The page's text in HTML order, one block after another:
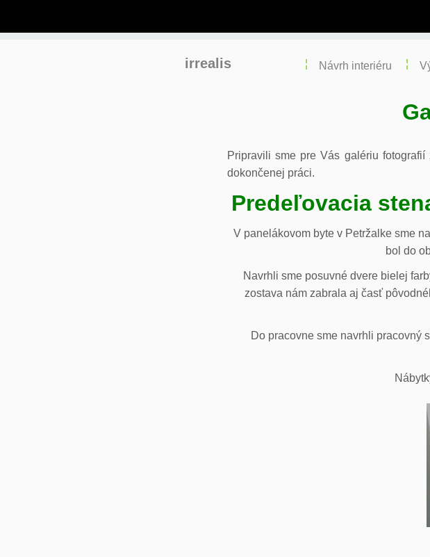
irrealis Návrh interiéru
Pripravili sme pre Vás galériu
dokončenej práci.
Predeľovacia
V panelákovom byte v Petržalke sme
bol do
Navrhli sme posuvné dvere bielej
zostava nám zabrala aj časť
Do pracovne sme navrhli pracovný